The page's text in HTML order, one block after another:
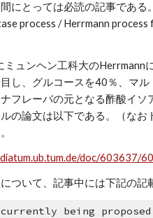
にとっては必読の記事であ
process / Herrmann
ミュンヘン工科大のHerrmann
し、グルコースを40％、マ
フレーバの元となる酢酸イソ
の論文は以下である。（な
doc/603637/
ついて、記事中には下記の記
being